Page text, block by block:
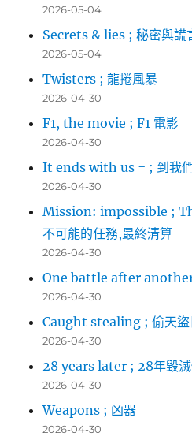
2026-05-04
Secrets & lies ; 秘密與謊
2026-05-04
Twisters ; 龍捲風暴
2026-04-30
F1, the movie ; F1 電影
2026-04-30
It ends with us = ; 到我
2026-04-30
Mission: impossible ;
不可能的任務,最終清算
2026-04-30
One battle after
2026-04-30
Caught stealing ; 偷天盜
2026-04-30
28 years later ; 28年毀
2026-04-30
Weapons ; 凶器
2026-04-30